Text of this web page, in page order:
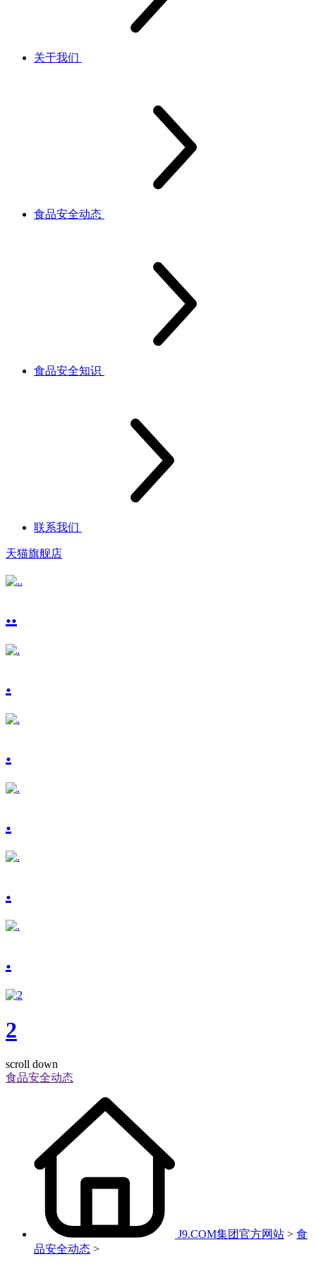
关于我们
食品安全动态
食品安全知识
联系我们
天猫旗舰店
..
.
.
.
.
.
2
scroll down
食品安全动态
J9.COM集团官方网站 > 食
品安全动态 >